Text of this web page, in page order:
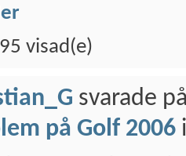
visad(e)
svarade
på Golf 2006